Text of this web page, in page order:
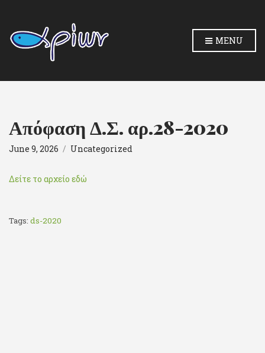
MENU
Απόφαση Δ.Σ. αρ.28-2020
June 9, 2026 Uncategorized
Δείτε το αρχείο εδώ
Tags: ds-2020